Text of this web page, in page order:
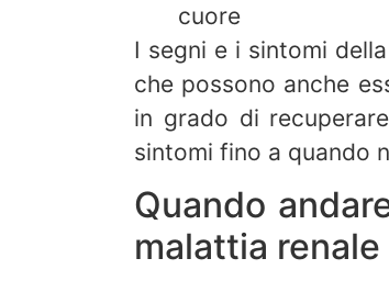
cuore
I segni e i sintomi
che possono anche
in grado di
sintomi fino a quando
Quando
malattia renale